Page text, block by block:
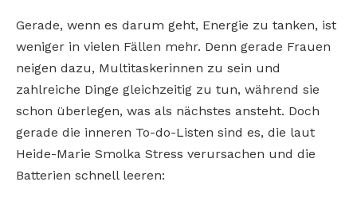
Gerade, wenn es darum geht, Energie zu tanken, ist
weniger in vielen Fällen mehr. Denn gerade Frauen
neigen dazu, Multitaskerinnen zu sein und
zahlreiche Dinge gleichzeitig zu tun, während sie
schon überlegen, was als nächstes ansteht. Doch
gerade die inneren To-do-Listen sind es, die laut
Heide-Marie Smolka Stress verursachen und die
Batterien schnell leeren: